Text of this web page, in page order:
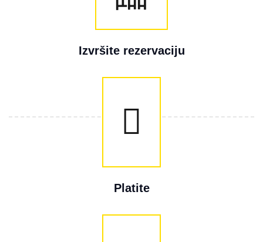
Izvršite rezervaciju
Platite